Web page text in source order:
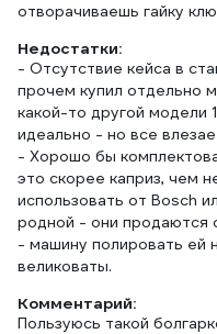
отворачиваешь гайку
Недостатки:
- Отсутствие кейса в
прочем купил отдельно
какой-то другой модели
идеально - но все
- Хорошо бы
это скорее каприз, чем
использовать от Bosch
родной - они продаются
- машину полировать ей
великоваты.
Комментарий:
Пользуюсь такой